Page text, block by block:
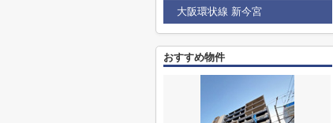
大阪環状線 新今宮
おすすめ物件